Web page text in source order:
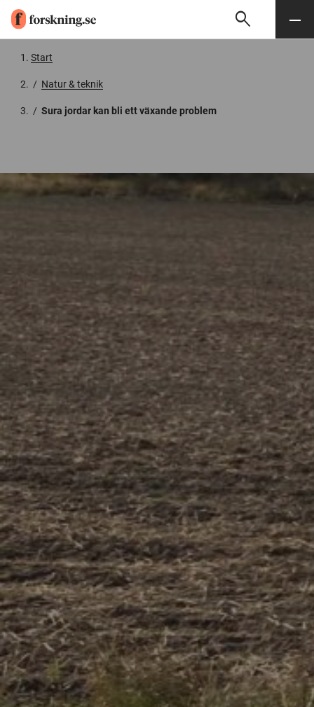
Söksearch Meny
Start
/ Natur & teknik
/ Sura jordar kan bli ett växande problem